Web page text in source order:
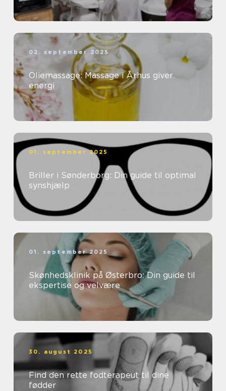
02. september 2025
Oliemassage: Massage i Århus giver
energi
01. september 2025
Briller i Sønderborg: Din guide til optimal
synshjælp
01. september 2025
Skønhedsklinik på Østerbro: Din guide til
ekspertise og velvære
30. august 2025
Find den rette fodterapeut til dine
fødder